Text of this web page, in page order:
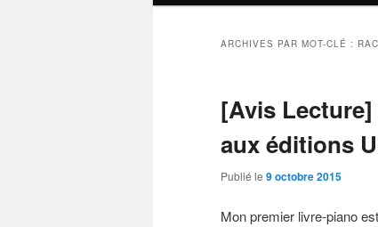
ARCHIVES PAR MOT-CLÉ :
[Avis
aux éditions
Publié le 9 octobre 2015
Mon premier livre-piano